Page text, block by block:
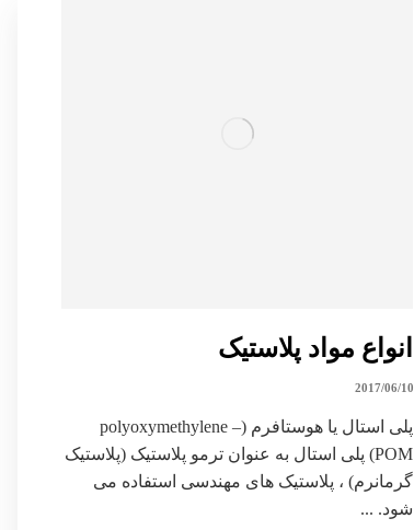
انواع مواد پلاستیک
2017/06/10
پلى استال یا هوستافرم (polyoxymethylene –
POM) پلی استال به عنوان ترمو پلاستیک (پلاستیک
گرمانرم) ، پلاستیک های مهندسی استفاده می
شود. ...